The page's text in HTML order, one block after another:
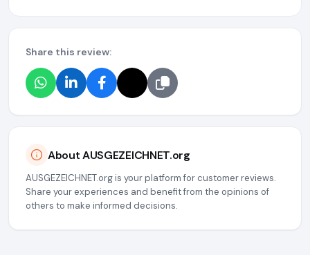
Share this review:
About AUSGEZEICHNET.org
AUSGEZEICHNET.org is your platform for customer reviews.
Share your experiences and benefit from the opinions of
others to make informed decisions.